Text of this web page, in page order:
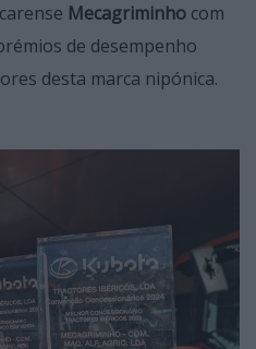
Mecagriminho com
de desempenho
desta marca nipónica.